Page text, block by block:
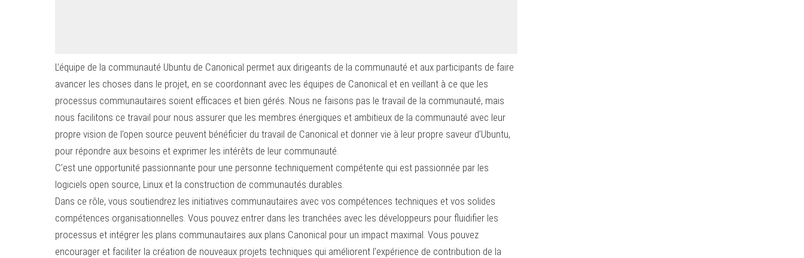
L’équipe de la communauté Ubuntu de Canonical permet aux dirigeants de la communauté et aux participants de faire
avancer les choses dans le projet, en se coordonnant avec les équipes de Canonical et en veillant à ce que les
processus communautaires soient efficaces et bien gérés. Nous ne faisons pas le travail de la communauté, mais
nous facilitons ce travail pour nous assurer que les membres énergiques et ambitieux de la communauté avec leur
propre vision de l’open source peuvent bénéficier du travail de Canonical et donner vie à leur propre saveur d’Ubuntu,
pour répondre aux besoins et exprimer les intérêts de leur communauté.
C’est une opportunité passionnante pour une personne techniquement compétente qui est passionnée par les
logiciels open source, Linux et la construction de communautés durables.
Dans ce rôle, vous soutiendrez les initiatives communautaires avec vos compétences techniques et vos solides
compétences organisationnelles. Vous pouvez entrer dans les tranchées avec les développeurs pour fluidifier les
processus et intégrer les plans communautaires aux plans Canonical pour un impact maximal. Vous pouvez
encourager et faciliter la création de nouveaux projets techniques qui améliorent l’expérience de contribution de la